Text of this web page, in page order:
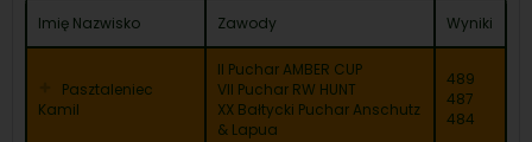
Imię Nazwisko Zawody Wyniki
Pasztaleniec
Kamil
II Puchar AMBER CUP
VII Puchar RW HUNT
XX Bałtycki Puchar Anschutz
& Lapua
489
487
484